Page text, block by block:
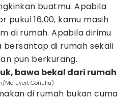
buatmu. Apabila
pukul 16.00, kamu masih
di rumah. Apabila dirimu
bersantap di rumah sekali
pun berkurang.
bawa bekal dari rumah
Meruyert Gonullu)
di rumah bukan cuma